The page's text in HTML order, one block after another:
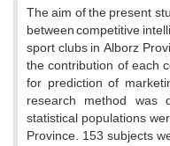
The aim of the present
between competitive
sport clubs in Alborz
the contribution of each
for prediction of
research method was
statistical populations
Province. 153 subjects